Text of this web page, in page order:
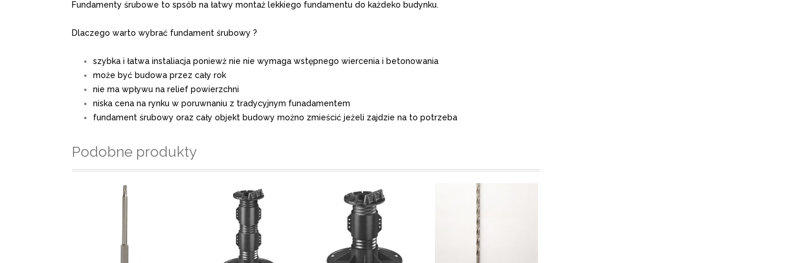
Fundamenty śrubowe to spsób na łatwy montaż lekkiego fundamentu do każdeko budynku.
Dlaczego warto wybrać fundament śrubowy ?
szybka i łatwa instaliacja poniewż nie nie wymaga wstępnego wiercenia i betonowania
może być budowa przez cały rok
nie ma wpływu na relief powierzchni
niska cena na rynku w poruwnaniu z tradycyjnym funadamentem
fundament śrubowy oraz cały objekt budowy możno zmieścić jeżeli zajdzie na to potrzeba
Podobne produkty